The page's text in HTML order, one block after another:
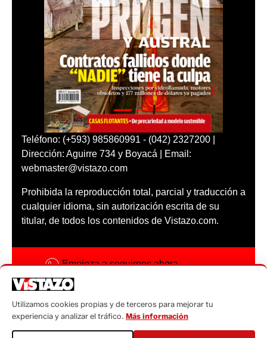
Teléfono: (+593) 985860991 - (042) 2327200 |
Dirección: Aguirre 734 y Boyacá | Email:
webmaster@vistazo.com
Prohibida la reproducción total, parcial y traducción a
cualquier idioma, sin autorización escrita de su
titular, de todos los contenidos de Vistazo.com.
Empieza a seguirnos ahora
Código ética
Sugerencias a:
Utilizamos cookies propias y de terceros para mejorar tu
experiencia y analizar el tráfico. Más información